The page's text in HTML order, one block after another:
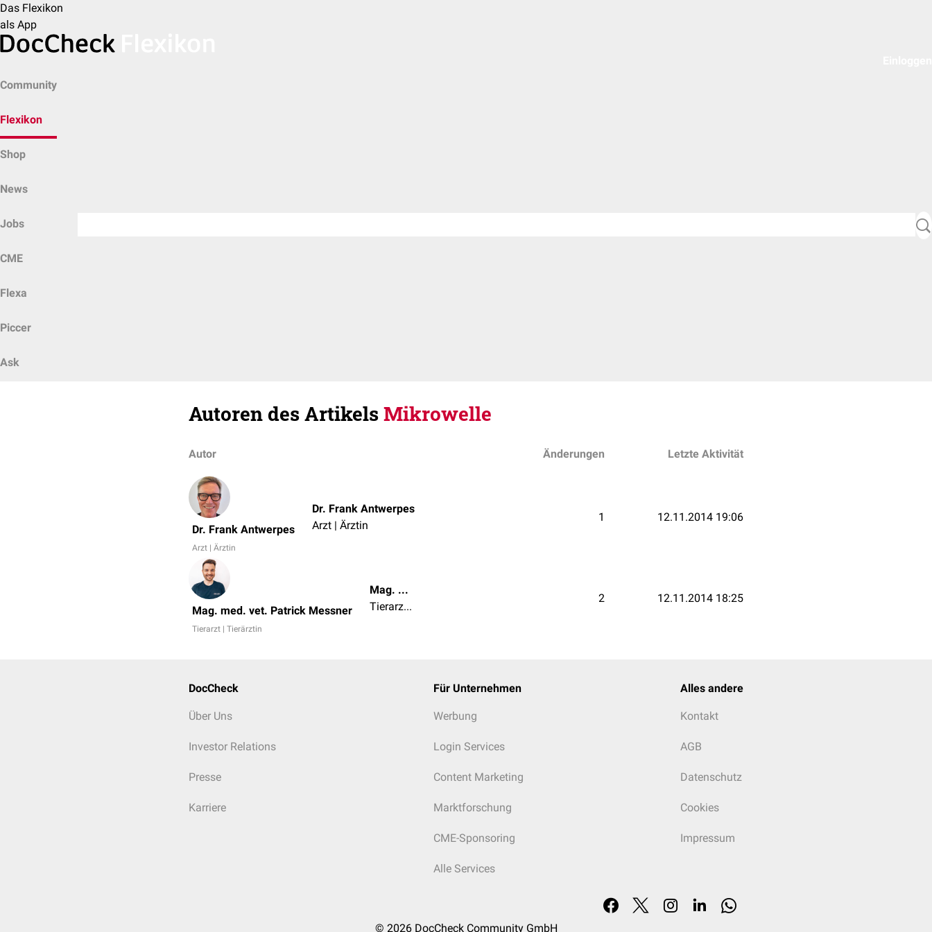
Das Flexikon
als App
Community
Flexikon
Shop
News
Jobs
CME
Flexa
Piccer
Ask
Autoren des ArtikelsMikrowelle
Autor Änderungen Letzte Aktivität
Dr. Frank Antwerpes
Arzt | Ärztin
Dr. Frank Antwerpes
Arzt | Ärztin
1 12.11.2014 19:06
Mag. med. vet. Patrick Messner
Tierarzt | Tierärztin
Mag. med. vet. Patrick Messner
Tierarzt | Tierärztin
2 12.11.2014 18:25
DocCheck
Über Uns
Investor Relations
Presse
Karriere
Für Unternehmen
Werbung
Login Services
Content Marketing
Marktforschung
CME-Sponsoring
Alle Services
Alles andere
Kontakt
AGB
Datenschutz
Cookies
Impressum
© 2026 DocCheck Community GmbH